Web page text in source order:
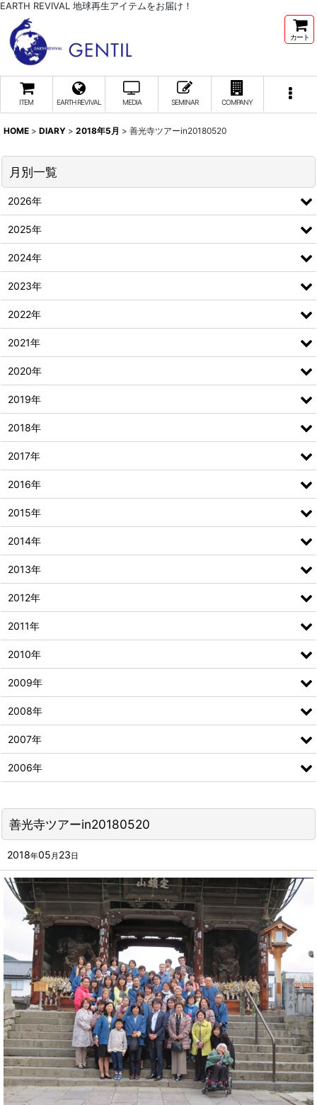
EARTH REVIVAL 地球再生アイテムをお届け！
カート
ITEM EARTH REVIVAL MEDIA SEMINAR COMPANY
HOME > DIARY > 2018年5月 > 善光寺ツアーin20180520
善光寺ツアーin20180520
2018年05 月 23 日
月別一覧
2026年
2025年
2024年
2023年
2022年
2021年
2020年
2019年
2018年
2017年
2016年
2015年
2014年
2013年
2012年
2011年
2010年
2009年
2008年
2007年
2006年